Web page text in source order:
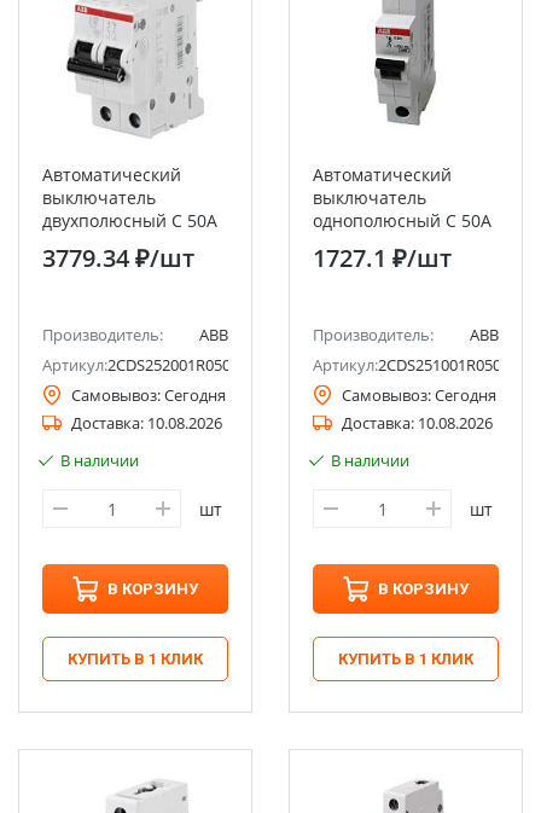
Автоматический
выключатель
двухполюсный C 50А
6кА S202 ABB
3779.34 ₽/шт
Производитель:
ABB
Артикул:2CDS252001R0504
Самовывоз:Сегодня
Доставка: 10.08.2026
В наличии
шт
В КОРЗИНУ
КУПИТЬ В 1 КЛИК
Автоматический
выключатель
однополюсный C 50А
6кА S201 ABB
1727.1 ₽/шт
Производитель:
ABB
Артикул:2CDS251001R0504
Самовывоз:Сегодня
Доставка: 10.08.2026
В наличии
шт
В КОРЗИНУ
КУПИТЬ В 1 КЛИК